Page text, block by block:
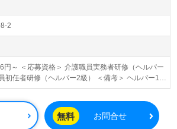
2
円～ ＜応募資格＞ 介護職員実務者研修（ヘルパー
初任者研修（ヘルパー2級） ＜備考＞ ヘルパー1級
1,110円～ 時給1226円～ ＜応募資格＞ 介護福祉士
格＞ 送迎ドライバー兼任 ＜備考＞ 介護福祉士
2級 時給1,350円～、ヘルパー1級 時給1,370円
無料 お問合せ